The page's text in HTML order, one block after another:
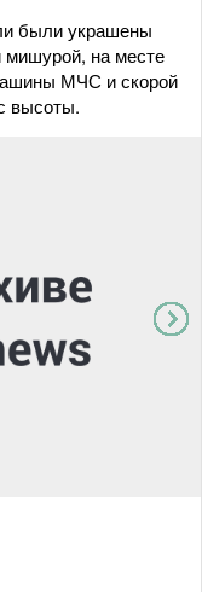
были украшены
мишурой, на месте
МЧС и скорой
высоты.